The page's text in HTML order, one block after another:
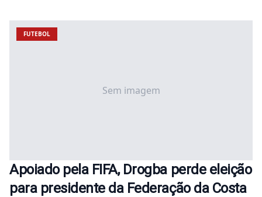
Sem imagem
FUTEBOL
Apoiado pela FIFA, Drogba perde eleição
para presidente da Federação da Costa